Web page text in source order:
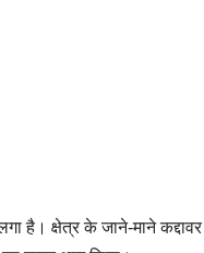
है। क्षेत्र के जाने-माने